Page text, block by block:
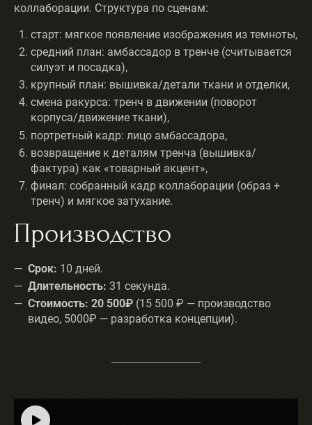
коллаборации. Структура по сценам:
старт: мягкое появление изображения из темноты,
средний план: амбассадор в тренче (считывается
силуэт и посадка),
крупный план: вышивка/детали ткани и отделки,
смена ракурса: тренч в движении (поворот
корпуса/движение ткани),
портретный кадр: лицо амбассадора,
возвращение к деталям тренча (вышивка/
фактура) как «товарный акцент»,
финал: собранный кадр коллаборации (образ +
тренч) и мягкое затухание.
Производство
Срок: 10 дней.
Длительность: 31 секунда.
Стоимость: 20 500₽ (15 500 ₽ — производство
видео, 5000₽ — разработка концепции).